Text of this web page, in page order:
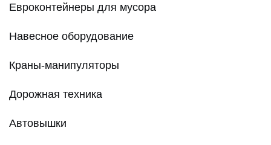
Евроконтейнеры для мусора
Навесное оборудование
Краны-манипуляторы
Дорожная техника
Автовышки